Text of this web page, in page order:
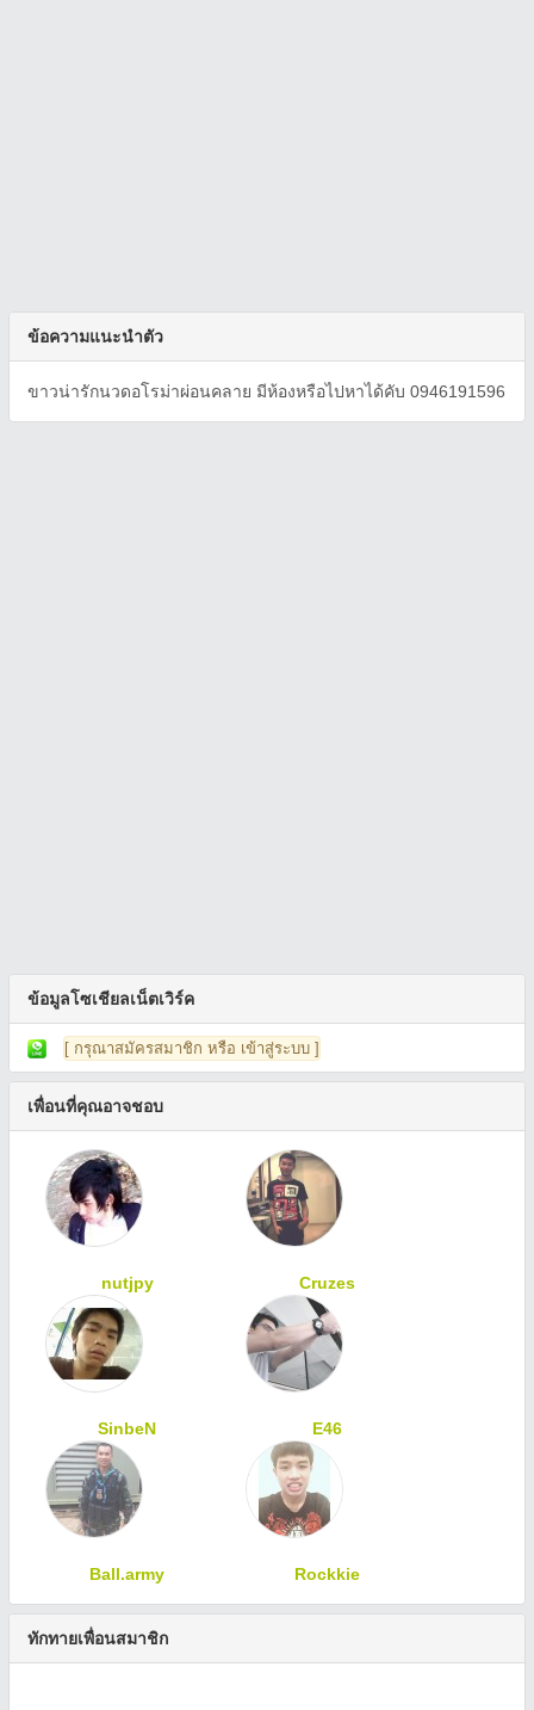
ข้อความแนะนำตัว
ขาวน่ารักนวดอโรม่าผ่อนคลาย มีห้องหรือไปหาได้คับ 0946191596
ข้อมูลโซเชียลเน็ตเวิร์ค
[ กรุณาสมัครสมาชิก หรือ เข้าสู่ระบบ ]
เพื่อนที่คุณอาจชอบ
nutjpy Cruzes
SinbeN E46
Ball.army Rockkie
ทักทายเพื่อนสมาชิก